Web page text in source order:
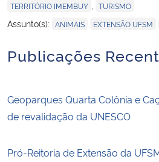
TERRITÓRIO IMEMBUY TURISMO
Assunto(s): ANIMAIS EXTENSÃO UFSM
Publicações
Geoparques Quarta Colônia e
de revalidação da UNESCO
Pró-Reitoria de Extensão da